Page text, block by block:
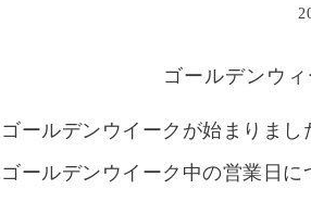
ゴールデンウ
ゴールデンウイークが始まりまし
ゴールデンウイーク中の営業日